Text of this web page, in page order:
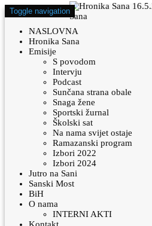
Toggle navigation
NASLOVNA
Hronika Sana
Emisije
S povodom
Intervju
Podcast
Sunčana strana obale
Snaga žene
Sportski žurnal
Školski sat
Na nama svijet ostaje
Ramazanski program
Izbori 2022
Izbori 2024
Jutro na Sani
Sanski Most
BiH
O nama
INTERNI AKTI